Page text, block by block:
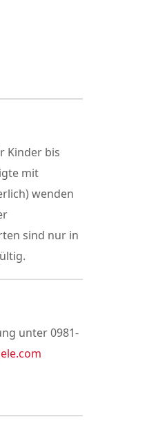
Kinder bis
mit
wenden
sind nur in
unter 0981-